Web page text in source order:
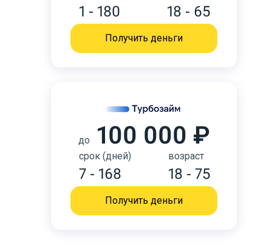
1 - 180 18 - 65
Получить деньги
до 100 000 ₽
срок (дней)
7 - 168
возраст
18 - 75
Получить деньги